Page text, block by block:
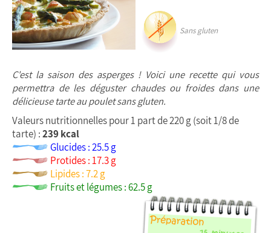
Sans gluten
C'est la saison des asperges ! Voici une recette qui vous
permettra de les déguster chaudes ou froides dans une
délicieuse tarte au poulet sans gluten.
Valeurs nutritionnelles pour 1 part de 220 g (soit 1/8 de
tarte) :239 kcal
Glucides : 25.5 g
Protides : 17.3 g
Lipides : 7.2 g
Fruits et légumes : 62.5 g